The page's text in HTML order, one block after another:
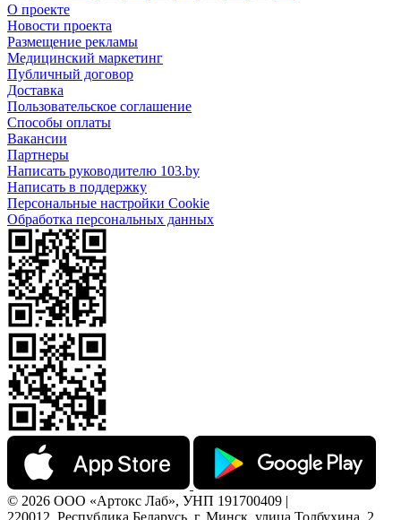
О проекте
Новости проекта
Размещение рекламы
Медицинский маркетинг
Публичный договор
Доставка
Пользовательское соглашение
Способы оплаты
Вакансии
Партнеры
Написать руководителю 103.by
Написать в поддержку
Персональные настройки Cookie
Обработка персональных данных
© 2026 ООО «Артокс Лаб», УНП 191700409 |
220012, Республика Беларусь, г. Минск, улица Толбухина, 2,